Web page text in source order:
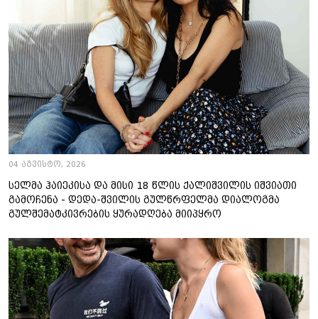
04 აგვისტო, 2026
სელმა ჰაიეკისა და მისი 18 წლის ქალიშვილის იშვიათი
გამოჩენა - დედა-შვილის გულწრფელმა დიალოგმა
გულშემატკივრების ყურადღება მიიპყრო